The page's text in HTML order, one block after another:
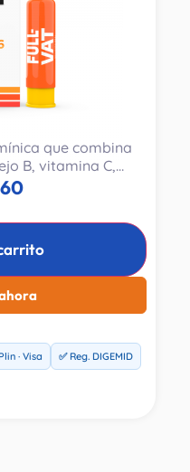
que combina
B, vitamina C,
apoyar el
· Visa ✅ Reg. DIGEMID